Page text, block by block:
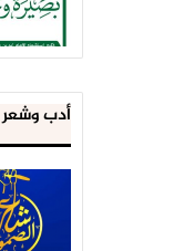
أدب وشعر